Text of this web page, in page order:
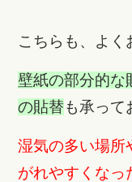
こちらも、よく
壁紙の部分的な
の貼替も承って
湿気の多い場所
がれやすくなっ